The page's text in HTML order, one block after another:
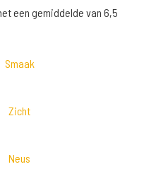
een gemiddelde van 6,5
Smaak
Zicht
Neus